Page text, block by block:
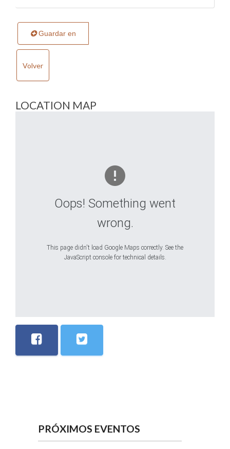
Guardar en
Volver
LOCATION MAP
Oops! Something went
wrong.
This page didn't load Google Maps correctly. See the
JavaScript console for technical details.
PRÓXIMOS EVENTOS